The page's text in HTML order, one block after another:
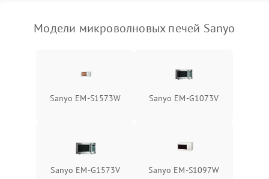
Сломался трансформатор Подробнее →
Модели микроволновых печей Sanyo
Sanyo EM-S1573W Sanyo EM-G1073V
Sanyo EM-G1573V Sanyo EM-S1097W